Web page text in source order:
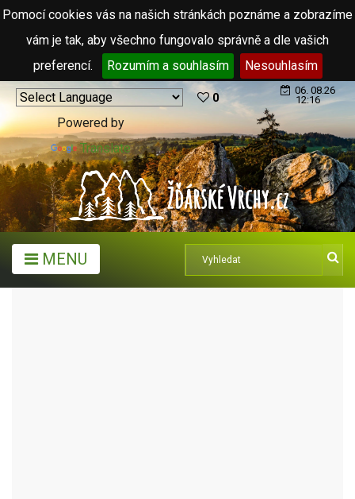
Pomocí cookies vás na našich stránkách poznáme a zobrazíme
vám je tak, aby všechno fungovalo správně a dle vašich
preferencí.
Rozumím a souhlasím Nesouhlasím
Powered by
Translate
0
06. 08.26
12:16
MENU